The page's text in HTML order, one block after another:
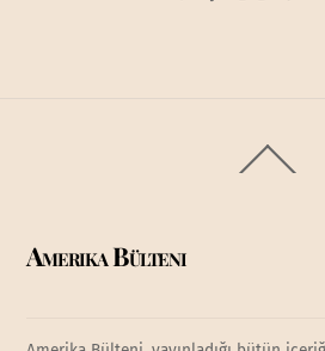
To
Amerika Bülteni